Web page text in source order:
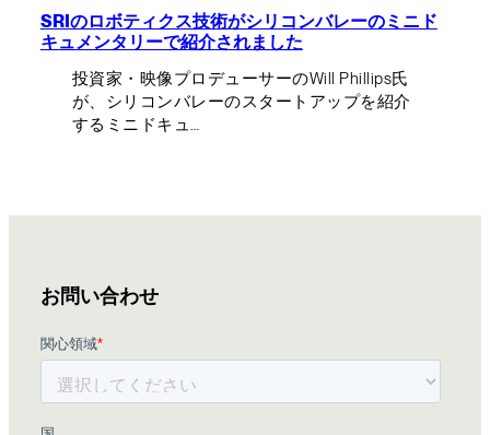
SRIのロボティクス技術がシリコンバレーのミニド
キュメンタリーで紹介されました
投資家・映像プロデューサーのWill Phillips氏
が、シリコンバレーのスタートアップを紹介
するミニドキュ…
お問い合わせ